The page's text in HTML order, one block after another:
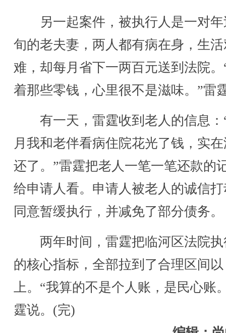
另一起案件，被执行人是一对年
旬的老夫妻，两人都有病在身，生
难，却每月省下一两百元送到法院。
着那些零钱，心里很不是滋味。”雷
有一天，雷霆收到老人的信息：
月我和老伴看病住院花光了钱，实
还了。”雷霆把老人一笔一笔还款的
给申请人看。申请人被老人的诚信
同意暂缓执行，并减免了部分债务。
两年时间，雷霆把临河区法院执
的核心指标，全部拉到了合理区间以
上。“我算的不是个人账，是民心账
霆说。(完)